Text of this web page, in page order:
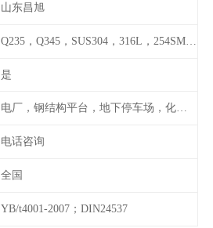
山东昌旭
Q235，Q345，SUS304，316L，254SMO，2205
是
电厂，钢结构平台，地下停车场，化工平台，港口码头
电话咨询
全国
YB/t4001-2007；DIN24537